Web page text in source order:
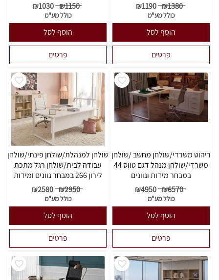
₪1380
₪1190
כולל מע"מ
הוסף לסל
פרטים
₪1150
₪1030
כולל מע"מ
הוסף לסל
פרטים
ריהוט משרדי/שולחן מחשב /שולחן
משרדי/שולחן מנהל דגם טווס 44
במבחר מידות וגוונים
₪6570
₪4950
כולל מע"מ
הוסף לסל
פרטים
שולחן למנהלת/שולחן פינתי/שולחן
עבודה לבית/שולחן רגל מתכת
לירון 266 במבחר גוונים ומידות
₪2950
₪2580
כולל מע"מ
הוסף לסל
פרטים